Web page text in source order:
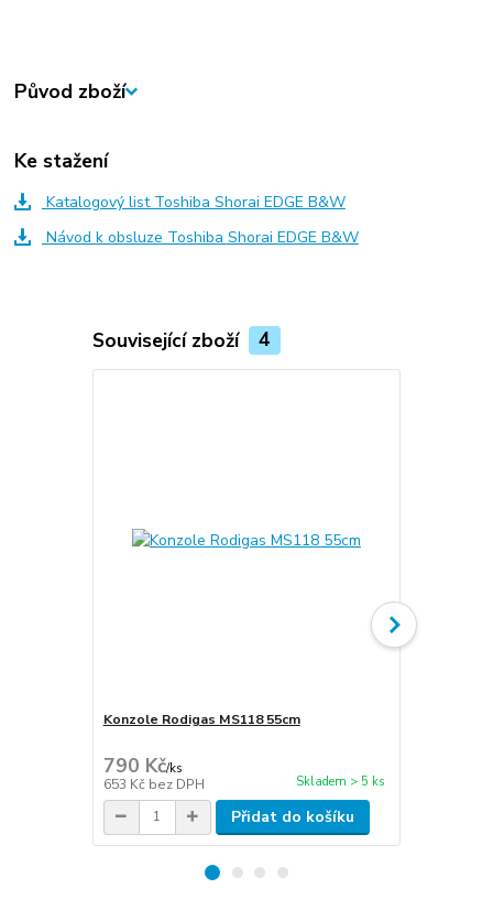
Původ zboží
Ke stažení
Katalogový list Toshiba Shorai EDGE B&W
Návod k obsluze Toshiba Shorai EDGE B&W
Související zboží 4
Konzole Rodigas MS118 55cm
790 Kč/ks
653 Kč bez DPH Skladem > 5 ks
Přidat do košíku